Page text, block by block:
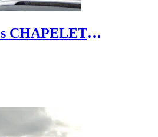
CHAPELET